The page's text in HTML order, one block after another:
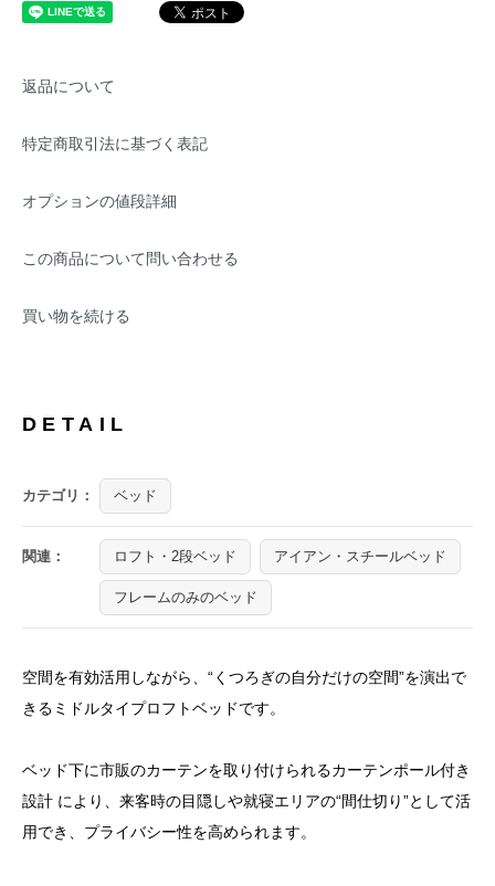
返品について
特定商取引法に基づく表記
オプションの値段詳細
この商品について問い合わせる
買い物を続ける
DETAIL
カテゴリ： ベッド
関連： ロフト・2段ベッド アイアン・スチールベッド
フレームのみのベッド
空間を有効活用しながら、“くつろぎの自分だけの空間”を演出で
きるミドルタイプロフトベッドです。
ベッド下に市販のカーテンを取り付けられるカーテンポール付き
設計 により、来客時の目隠しや就寝エリアの“間仕切り”として活
用でき、プライバシー性を高められます。